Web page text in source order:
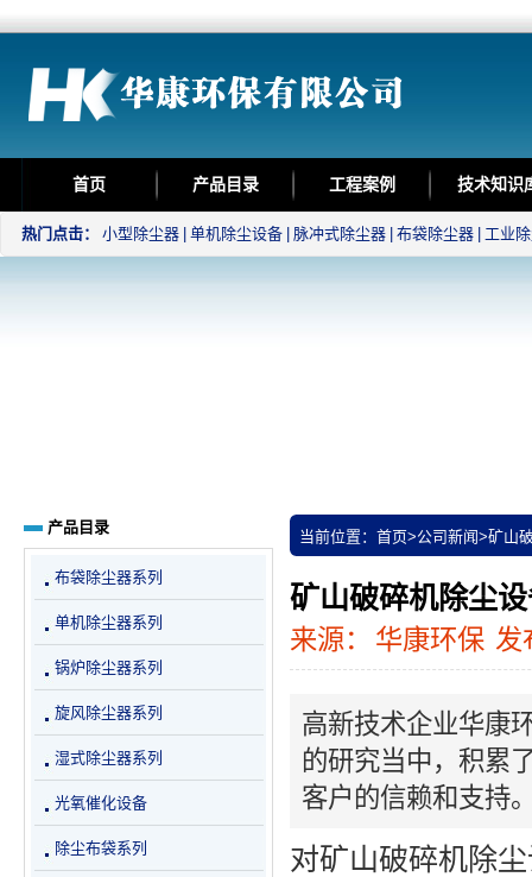
首页 产品目录 工程案例 技术知识
热门点击： 小型除尘器 单机除尘设备 脉冲式除尘器 布袋除尘器 工业
当前位置： 首页>公司新闻>矿山
矿山破碎机除尘
来源： 华康环保 发
高新技术企业华康
的研究当中，积累
客户的信赖和支持
对矿山破碎机除
产品目录
布袋除尘器系列
单机除尘器系列
锅炉除尘器系列
旋风除尘器系列
湿式除尘器系列
光氧催化设备
除尘布袋系列